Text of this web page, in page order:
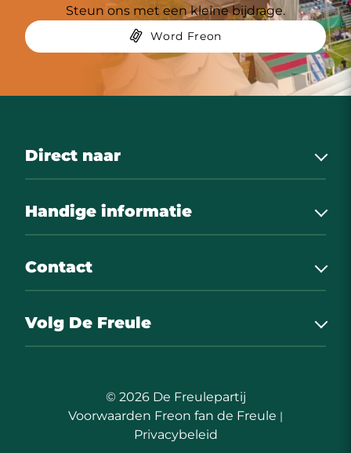
Steun ons met een kleine bijdrage.
Word Freon
Direct naar
Onze sponsoren
Foto’s
Contact
Handige informatie
Kaartverkoop leden KF Wommels
Freon fan de Freule
Contact
Geins 2
Volg De Freule
© 2026 De Freulepartij
Voorwaarden Freon fan de Freule |
Privacybeleid